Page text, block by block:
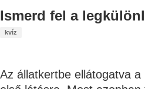
kvíz
Az állatkertbe ellátogatva